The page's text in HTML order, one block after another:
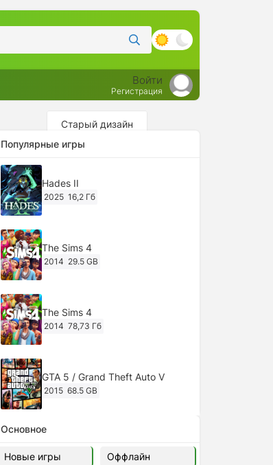
Войти
Регистрация
Старый дизайн
Популярные игры
Hades II
2025 16,2 Гб
The Sims 4
2014 29.5 GB
The Sims 4
2014 78,73 Гб
GTA 5 / Grand Theft Auto V
2015 68.5 GB
Ghost of Tsushima: Director's Cut
v.1053.8.1023.1614 [RePack
Decepticon] (2024)
2024
Основное
Новые игры Оффлайн